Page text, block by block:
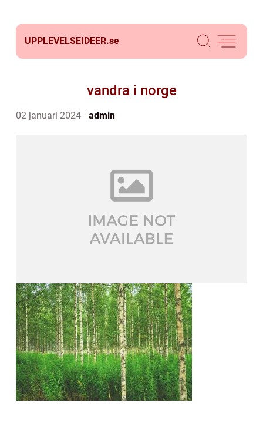
UPPLEVELSEIDEER.se
vandra i norge
02 januari 2024 admin